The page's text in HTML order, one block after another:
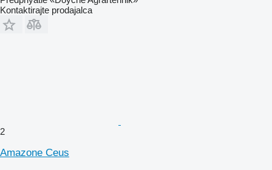
Kontaktirajte prodajalca
2
Amazone Ceus